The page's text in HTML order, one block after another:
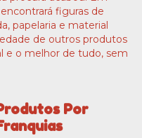
figuras de
papelaria e material
de outros produtos
e o melhor de tudo, sem
Por